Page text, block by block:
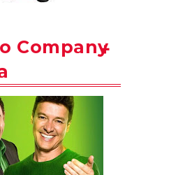
Company